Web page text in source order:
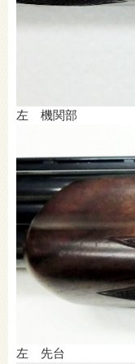
左 機関部
左 先台